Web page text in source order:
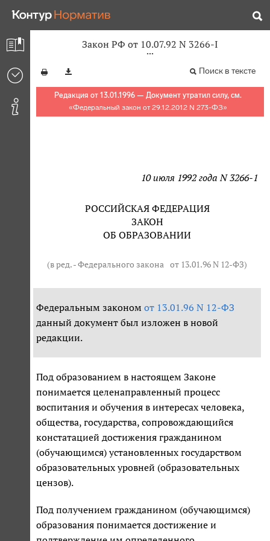
Закон РФ от 10.07.92 N 3266-I
Поиск в тексте
Редакция от 13.01.1996 — Документ утратил силу, см.
«Федеральный закон от 29.12.2012 N 273-ФЗ»
10 июля 1992 года N 3266-1
РОССИЙСКАЯ ФЕДЕРАЦИЯ
ЗАКОН
ОБ ОБРАЗОВАНИИ
(в ред. - Федерального закона от 13.01.96 N 12-ФЗ)
Федеральным законом от 13.01.96 N 12-ФЗ
данный документ был изложен в новой
редакции.
Под образованием в настоящем Законе
понимается целенаправленный процесс
воспитания и обучения в интересах человека,
общества, государства, сопровождающийся
констатацией достижения гражданином
(обучающимся) установленных государством
образовательных уровней (образовательных
цензов).
Под получением гражданином (обучающимся)
образования понимается достижение и